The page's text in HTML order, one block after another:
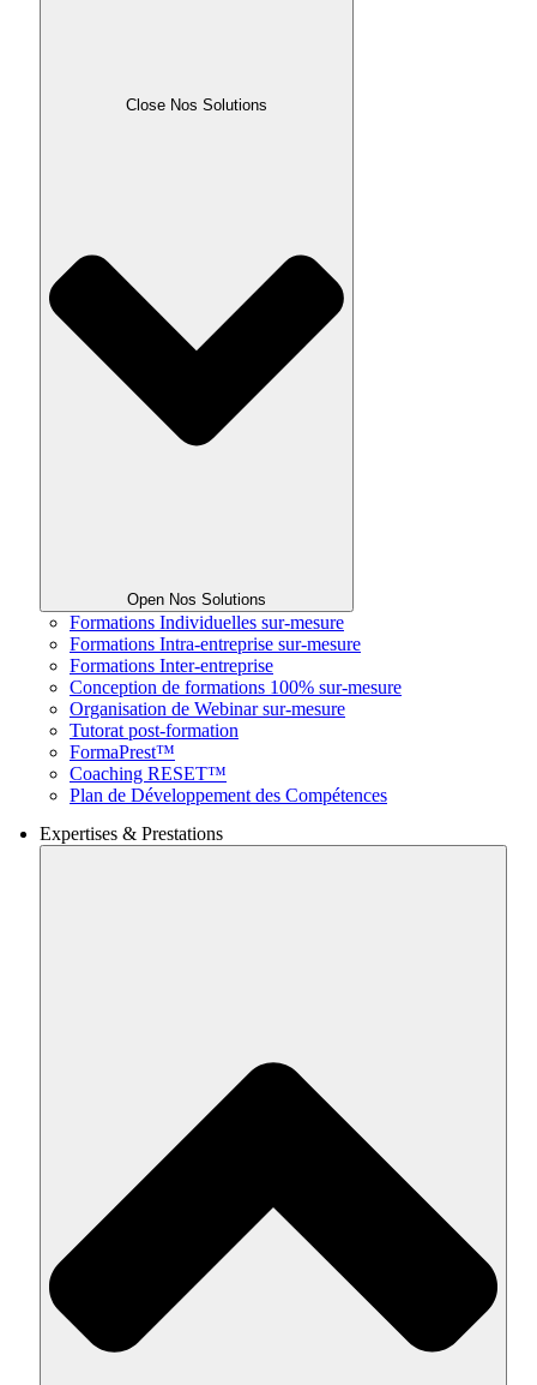
Close Nos Solutions
Open Nos Solutions
Formations Individuelles sur-mesure
Formations Intra-entreprise sur-mesure
Formations Inter-entreprise
Conception de formations 100% sur-mesure
Organisation de Webinar sur-mesure
Tutorat post-formation
FormaPrest™
Coaching RESET™
Plan de Développement des Compétences
Expertises & Prestations